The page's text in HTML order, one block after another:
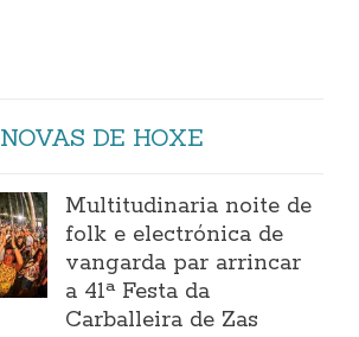
NOVAS DE HOXE
Multitudinaria noite de
folk e electrónica de
vangarda par arrincar
a 41ª Festa da
Carballeira de Zas